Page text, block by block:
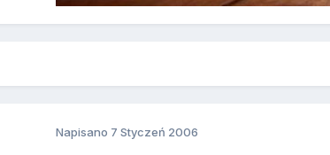
Napisano 7 Styczeń 2006